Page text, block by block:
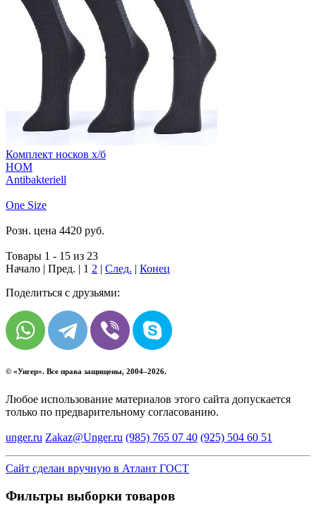
Комплект носков х/б
HOM
Antibakteriell
One Size
Розн. цена 4420 руб.
Товары 1 - 15 из 23
Начало | Пред. | 1 2 | След. | Конец
Поделиться с друзьями:
© «Унгер». Все права защищены, 2004–2026.
Любое использование материалов этого сайта допускается
только по предварительному согласованию.
unger.ru Zakaz@Unger.ru (985) 765 07 40 (925) 504 60 51
Сайт сделан вручную в Атлант ГОСТ
Фильтры выборки товаров